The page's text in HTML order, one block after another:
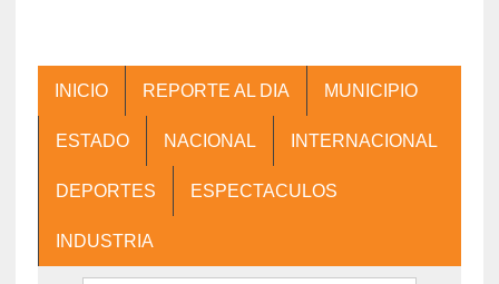
INICIO REPORTE AL DIA MUNICIPIO
ESTADO NACIONAL INTERNACIONAL
DEPORTES ESPECTACULOS
INDUSTRIA